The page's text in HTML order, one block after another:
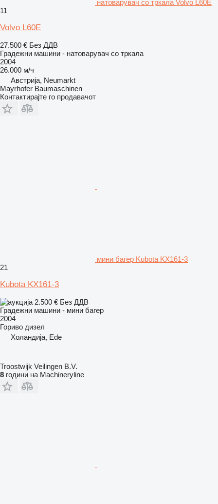
натоварувач со тркала Volvo L60E
11
Volvo L60E
27.500 € Без ДДВ
Градежни машини - натоварувач со тркала
2004
26.000 м/ч
Австрија, Neumarkt
Mayrhofer Baumaschinen
Контактирајте го продавачот
мини багер Kubota KX161-3
21
Kubota KX161-3
2.500 € Без ДДВ
Градежни машини - мини багер
2004
Гориво дизел
Холандија, Ede
Troostwijk Veilingen B.V.
8 години на Machineryline